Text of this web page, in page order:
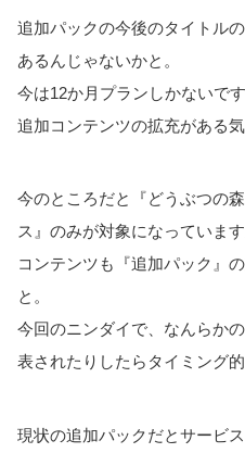
追加パックの今後のタイトル
あるんじゃないかと。
今は12か月プランしかないで
追加コンテンツの拡充がある気
今のところだと『どうぶつの
ス』のみが対象になっていま
コンテンツも『追加パック』
と。
今回のニンダイで、なんらか
表されたりしたらタイミング
現状の追加パックだとサービ